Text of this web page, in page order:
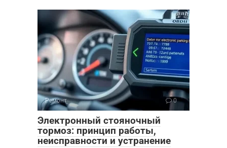
Ремонт 0
Электронный стояночный
тормоз: принцип работы,
неисправности и устранение